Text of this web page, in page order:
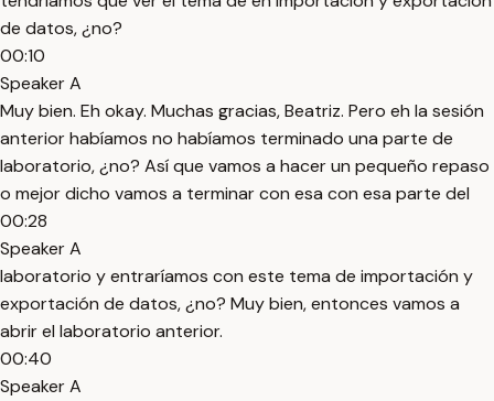
de datos, ¿no?
00:10
Speaker A
Muy bien. Eh okay. Muchas gracias, Beatriz. Pero eh la sesión
anterior habíamos no habíamos terminado una parte de
laboratorio, ¿no? Así que vamos a hacer un pequeño repaso
o mejor dicho vamos a terminar con esa con esa parte del
00:28
Speaker A
laboratorio y entraríamos con este tema de importación y
exportación de datos, ¿no? Muy bien, entonces vamos a
abrir el laboratorio anterior.
00:40
Speaker A